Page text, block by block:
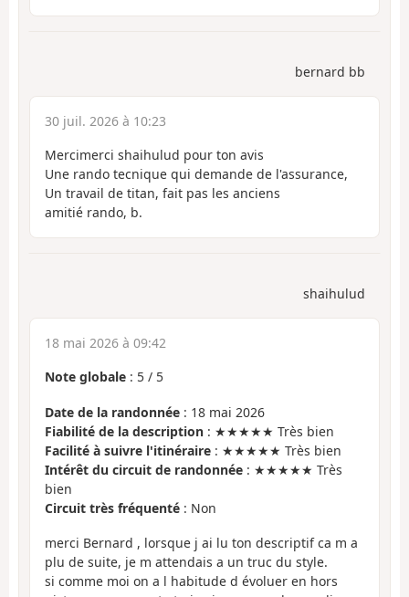
bernard bb
30 juil. 2026 à 10:23
Mercimerci shaihulud pour ton avis
Une rando tecnique qui demande de l'assurance,
Un travail de titan, fait pas les anciens
amitié rando, b.
shaihulud
18 mai 2026 à 09:42
Note globale : 5 / 5
Date de la randonnée : 18 mai 2026
Fiabilité de la description : ★★★★★ Très bien
Facilité à suivre l'itinéraire : ★★★★★ Très bien
Intérêt du circuit de randonnée : ★★★★★ Très
bien
Circuit très fréquenté : Non
merci Bernard , lorsque j ai lu ton descriptif ca m a
plu de suite, je m attendais a un truc du style.
si comme moi on a l habitude d évoluer en hors